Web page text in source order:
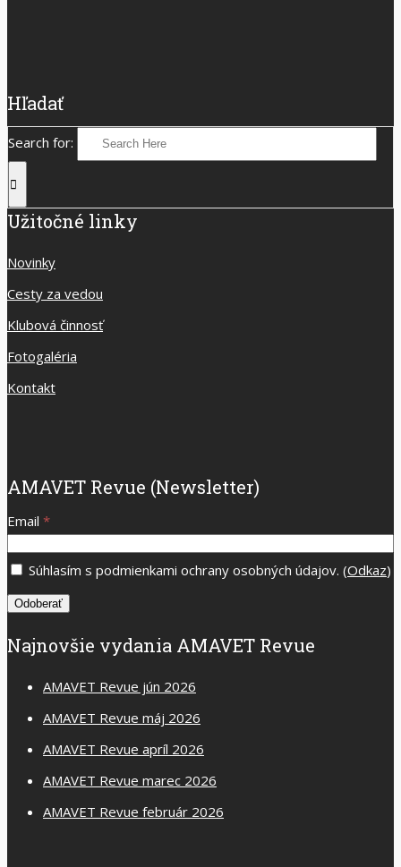
Hľadať
Search for:
Užitočné linky
Novinky
Cesty za vedou
Klubová činnosť
Fotogaléria
Kontakt
AMAVET Revue (Newsletter)
Email *
Súhlasím s podmienkami ochrany osobných údajov. (Odkaz)
Najnovšie vydania AMAVET Revue
AMAVET Revue jún 2026
AMAVET Revue máj 2026
AMAVET Revue apríl 2026
AMAVET Revue marec 2026
AMAVET Revue február 2026